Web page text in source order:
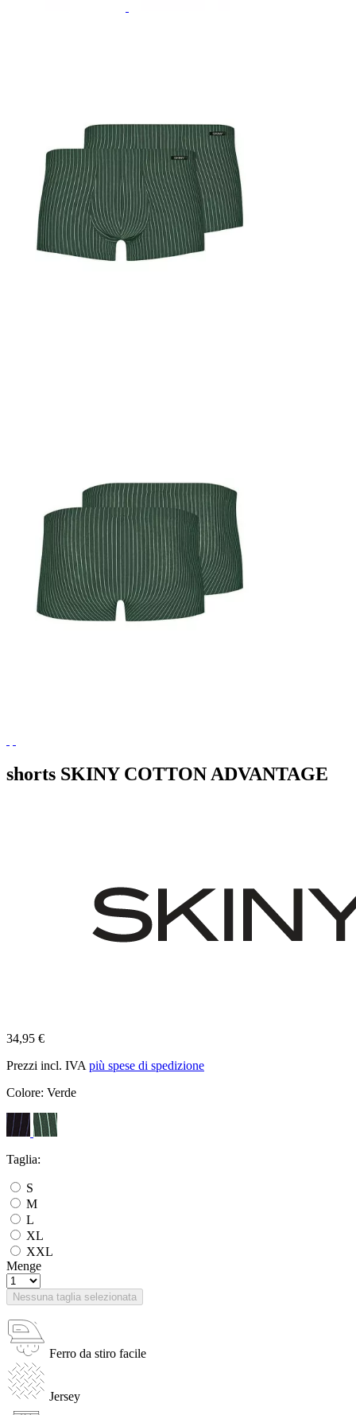
shorts SKINY COTTON ADVANTAGE
34,95 €
Prezzi incl. IVA più spese di spedizione
Colore: Verde
Taglia:
S
M
L
XL
XXL
Menge
Nessuna taglia selezionata
Ferro da stiro facile
Jersey